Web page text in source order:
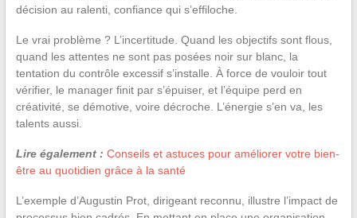
décision au ralenti, confiance qui s’effiloche.
Le vrai problème ? L’incertitude. Quand les objectifs sont flous,
quand les attentes ne sont pas posées noir sur blanc, la
tentation du contrôle excessif s’installe. À force de vouloir tout
vérifier, le manager finit par s’épuiser, et l’équipe perd en
créativité, se démotive, voire décroche. L’énergie s’en va, les
talents aussi.
Lire également : Conseils et astuces pour améliorer votre bien-
être au quotidien grâce à la santé
L’exemple d’Augustin Prot, dirigeant reconnu, illustre l’impact de